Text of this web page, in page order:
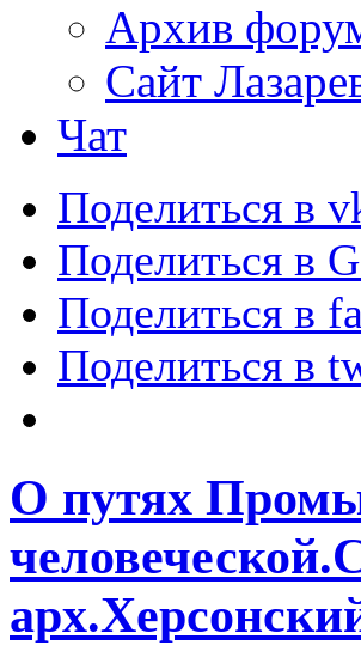
Архив
Сайт
Чат
Поделиться в
Поделиться в
Поделиться в
Поделиться в
О путях